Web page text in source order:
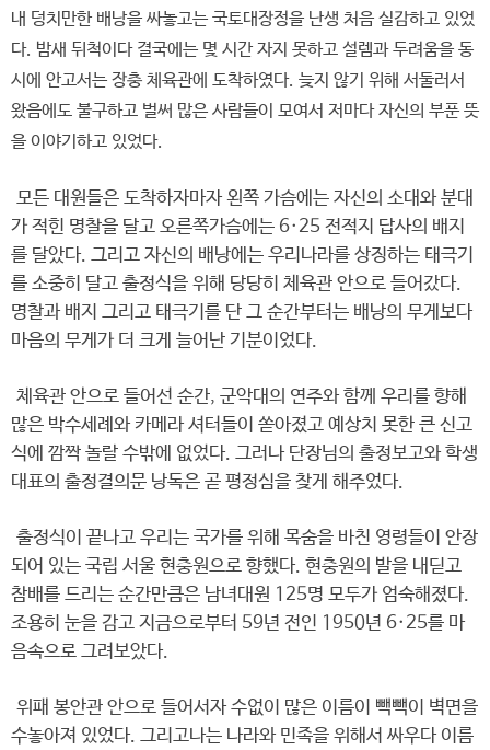
내 덩치만한 배낭을 싸놓고는 국토대장정을 난생 처음 실감하고 있었
다. 밤새 뒤척이다 결국에는 몇 시간 자지 못하고 설렘과 두려움을 동
시에 안고서는 장충 체육관에 도착하였다. 늦지 않기 위해 서둘러서
왔음에도 불구하고 벌써 많은 사람들이 모여서 저마다 자신의 부푼 뜻
을 이야기하고 있었다.
모든 대원들은 도착하자마자 왼쪽 가슴에는 자신의 소대와 분대
가 적힌 명찰을 달고 오른쪽가슴에는 6·25 전적지 답사의 배지
를 달았다. 그리고 자신의 배낭에는 우리나라를 상징하는 태극기
를 소중히 달고 출정식을 위해 당당히 체육관 안으로 들어갔다.
명찰과 배지 그리고 태극기를 단 그 순간부터는 배낭의 무게보다
마음의 무게가 더 크게 늘어난 기분이었다.
체육관 안으로 들어선 순간, 군악대의 연주와 함께 우리를 향해
많은 박수세례와 카메라 셔터들이 쏟아졌고 예상치 못한 큰 신고
식에 깜짝 놀랄 수밖에 없었다. 그러나 단장님의 출정보고와 학생
대표의 출정결의문 낭독은 곧 평정심을 찾게 해주었다.
출정식이 끝나고 우리는 국가를 위해 목숨을 바친 영령들이 안장
되어 있는 국립 서울 현충원으로 향했다. 현충원의 발을 내딛고
참배를 드리는 순간만큼은 남녀대원 125명 모두가 엄숙해졌다.
조용히 눈을 감고 지금으로부터 59년 전인 1950년 6·25를 마
음속으로 그려보았다.
위패 봉안관 안으로 들어서자 수없이 많은 이름이 빽빽이 벽면을
수놓아져 있었다. 그리고나는 나라와 민족을 위해서 싸우다 이름